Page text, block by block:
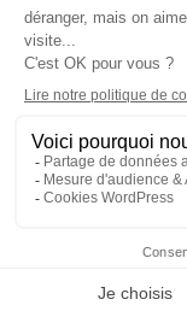
Contactez-nous
confidentialité-